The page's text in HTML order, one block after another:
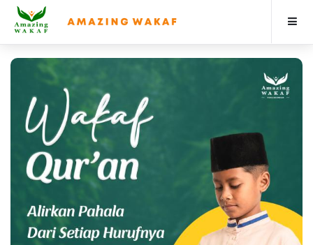
Berita & Artikel
Program
Donasi